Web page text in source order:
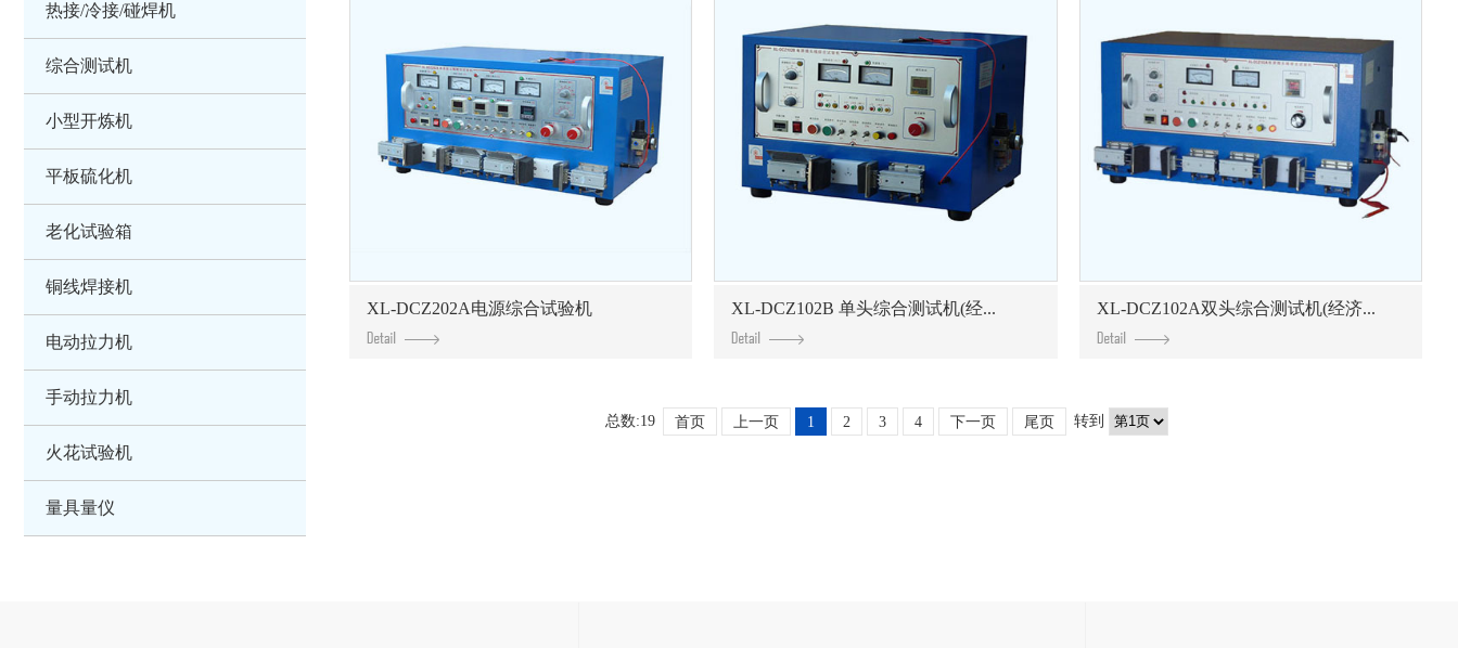
热接/冷接/碰焊机
综合测试机
小型开炼机
平板硫化机
老化试验箱
铜线焊接机
电动拉力机
手动拉力机
火花试验机
量具量仪
XL-DCZ202A电源综合试验机 XL-DCZ102B 单头综合测试机(经... XL-DCZ102A双头综合测试机(经济...
总数:19 首页 上一页 1 2 3 4 下一页 尾页 转到